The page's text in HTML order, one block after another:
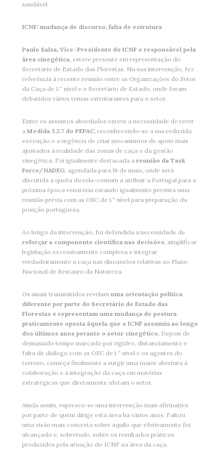
saudável.
ICNF: mudança de discurso, falta de estrutura
Paulo Salsa, Vice-Presidente do ICNF e responsável pela
área cinegética, esteve presente em representação do
Secretário de Estado das Florestas. Na sua intervenção, fez
referência à recente reunião entre as Organizações do Setor
da Caça de 1.º nível e o Secretário de Estado, onde foram
debatidos vários temas estruturantes para o setor.
Entre os assuntos abordados esteve a necessidade de rever
a Medida 3.2.7 do PEPAC, reconhecendo-se a sua reduzida
execução e a urgência de criar mecanismos de apoio mais
ajustados à realidade das zonas de caça e da gestão
cinegética. Foi igualmente destacada a reunião da Task
Force/NADEG, agendada para 18 de maio, onde será
discutida a quota da rola-comum a atribuir a Portugal para a
próxima época venatória estando igualmente prevista uma
reunião prévia com as OSC de 1.º nível para preparação da
posição portuguesa.
Ao longo da intervenção, foi defendida a necessidade de
reforçar a componente científica nas decisões, simplificar
legislação excessivamente complexa e integrar
verdadeiramente a caça nas discussões relativas ao Plano
Nacional de Restauro da Natureza.
Os sinais transmitidos revelam uma orientação política
diferente por parte do Secretário de Estado das
Florestas e representam uma mudança de postura
praticamente oposta àquela que o ICNF assumiu ao longo
dos últimos anos perante o setor cinegético.Depois de
demasiado tempo marcado por rigidez, distanciamento e
falta de diálogo com as OSC de 1.º nível e os agentes do
terreno, começa finalmente a surgir uma maior abertura à
colaboração e à integração da caça em matérias
estratégicas que diretamente afetam o setor.
Ainda assim, esperava-se uma intervenção mais afirmativa
por parte de quem dirige esta área há vários anos. Faltou
uma visão mais concreta sobre aquilo que efetivamente foi
alcançado e, sobretudo, sobre os resultados práticos
produzidos pela atuação do ICNF na área da caça.